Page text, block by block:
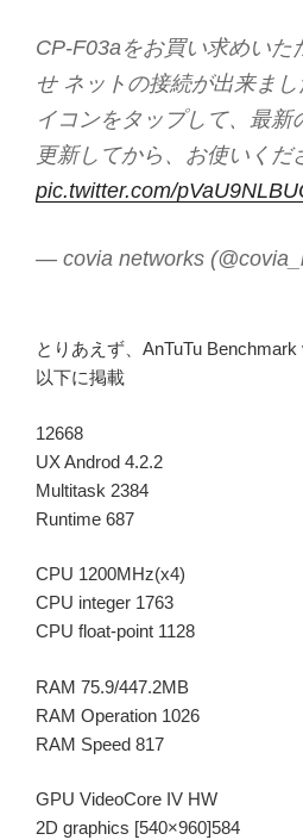
CP-F03aをお買い求めいた
せ ネットの接続が出来ま
イコンをタップして、最新
更新してから、お使いくだ
pic.twitter.com/
— covia networks
とりあえず、AnTuTu Benchmark
以下に掲載
12668
UX Androd 4.2.2
Multitask 2384
Runtime 687
CPU 1200MHz(x4)
CPU integer 1763
CPU float-point 1128
RAM 75.9/447.2MB
RAM Operation 1026
RAM Speed 817
GPU VideoCore IV HW
2D graphics [540×960]584